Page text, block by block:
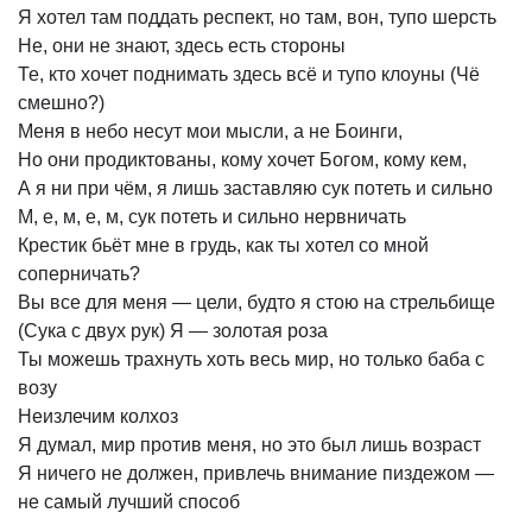
Я хотел там поддать респект, но там, вон, тупо шерсть
Не, они не знают, здесь есть стороны
Те, кто хочет поднимать здесь всё и тупо клоуны (Чё
смешно?)
Меня в небо несут мои мысли, а не Боинги,
Но они продиктованы, кому хочет Богом, кому кем,
А я ни при чём, я лишь заставляю сук потеть и сильно
М, е, м, е, м, сук потеть и сильно нервничать
Крестик бьёт мне в грудь, как ты хотел со мной
соперничать?
Вы все для меня — цели, будто я стою на стрельбище
(Сука с двух рук) Я — золотая роза
Ты можешь трахнуть хоть весь мир, но только баба с
возу
Неизлечим колхоз
Я думал, мир против меня, но это был лишь возраст
Я ничего не должен, привлечь внимание пиздежом —
не самый лучший способ